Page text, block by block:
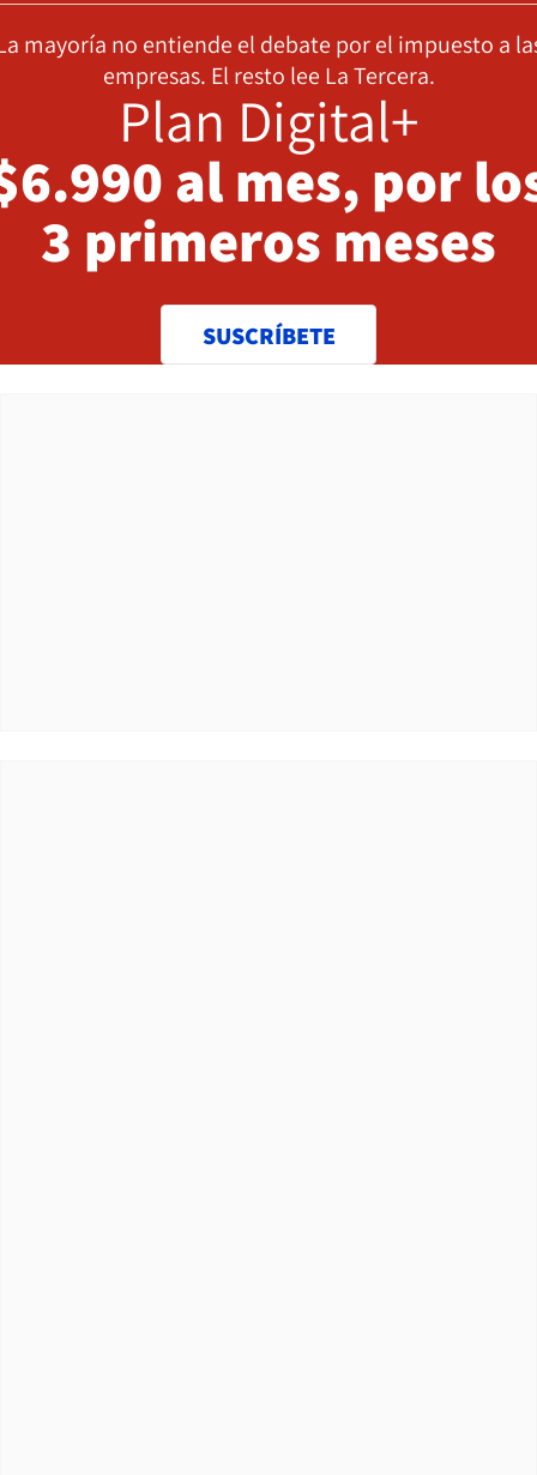
mayoría no entiende el debate por el impuesto a
empresas. El resto lee La Tercera.
Plan Digital+
al mes, por
3 primeros meses
SUSCRÍBETE